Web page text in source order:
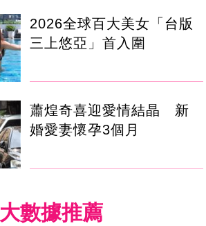
2026全球百大美女「台版
三上悠亞」首入圍
蕭煌奇喜迎愛情結晶 新
婚愛妻懷孕3個月
大數據推薦